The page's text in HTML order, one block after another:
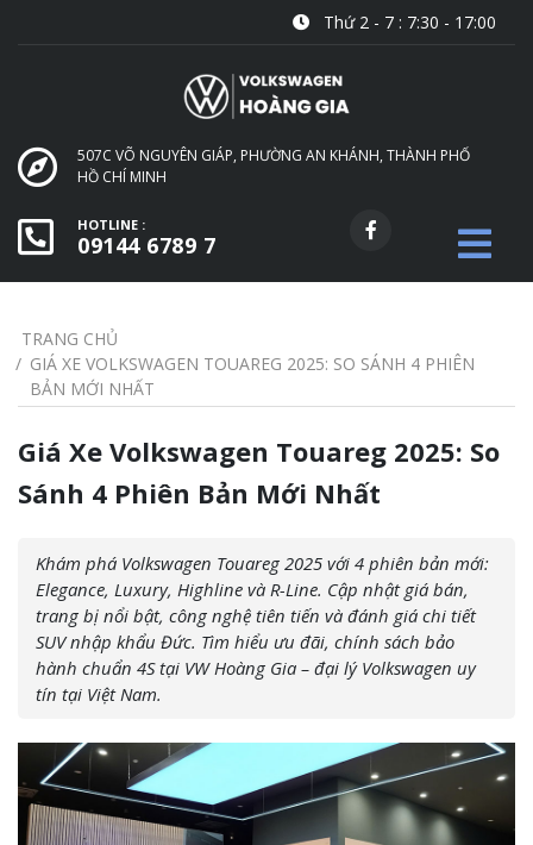
Thứ 2 - 7 : 7:30 - 17:00
507C VÕ NGUYÊN GIÁP, PHƯỜNG AN KHÁNH, THÀNH PHỐ
HỒ CHÍ MINH
HOTLINE :
09144 6789 7
TRANG CHỦ
GIÁ XE VOLKSWAGEN TOUAREG 2025: SO SÁNH 4 PHIÊN
BẢN MỚI NHẤT
Giá Xe Volkswagen Touareg 2025: So
Sánh 4 Phiên Bản Mới Nhất
Khám phá Volkswagen Touareg 2025 với 4 phiên bản mới:
Elegance, Luxury, Highline và R-Line. Cập nhật giá bán,
trang bị nổi bật, công nghệ tiên tiến và đánh giá chi tiết
SUV nhập khẩu Đức. Tìm hiểu ưu đãi, chính sách bảo
hành chuẩn 4S tại VW Hoàng Gia – đại lý Volkswagen uy
tín tại Việt Nam.